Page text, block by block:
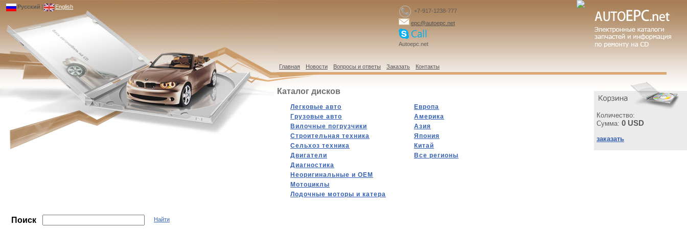
Количество:
Сумма: 0 USD
заказать
+7-917-1238-777
epc@autoepc.net
Autoepc.net
Главная Новости Вопросы и ответы Заказать Контакты
Русский | English
Каталог дисков
Легковые авто
Грузовые авто
Вилочные погрузчики
Строительная техника
Сельхоз техника
Двигатели
Диагностика
Hеоригинальные и OEM
Мотоциклы
Лодочные моторы и катера
Европа
Америка
Азия
Япония
Китай
Все регионы
Поиск Найти